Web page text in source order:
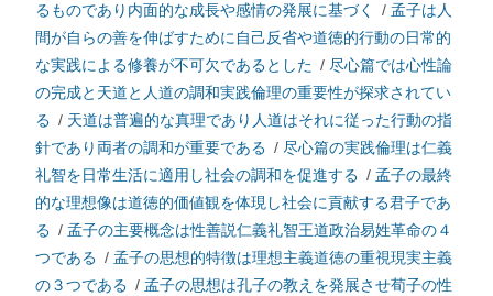
るものであり内面的な成長や感情の発展に基づく
/ 孟子は人
間が自らの善を伸ばすために自己反省や道徳的行動の日常的
な実践による修養が不可欠であるとした / 尽心篇では心性論
の完成と天道と人道の調和実践倫理の重要性が探求されてい
る / 天道は普遍的な真理であり人道はそれに従った行動の指
針であり両者の調和が重要である / 尽心篇の実践倫理は仁義
礼智を日常生活に適用し社会の調和を促進する / 孟子の最終
的な理想像は道徳的価値観を体現し社会に貢献する君子であ
る / 孟子の主要概念は性善説仁義礼智王道政治易姓革命の４
つである / 孟子の思想的特徴は理想主義道徳の重視現実主義
の３つである / 孟子の思想は孔子の教えを発展させ荀子の性